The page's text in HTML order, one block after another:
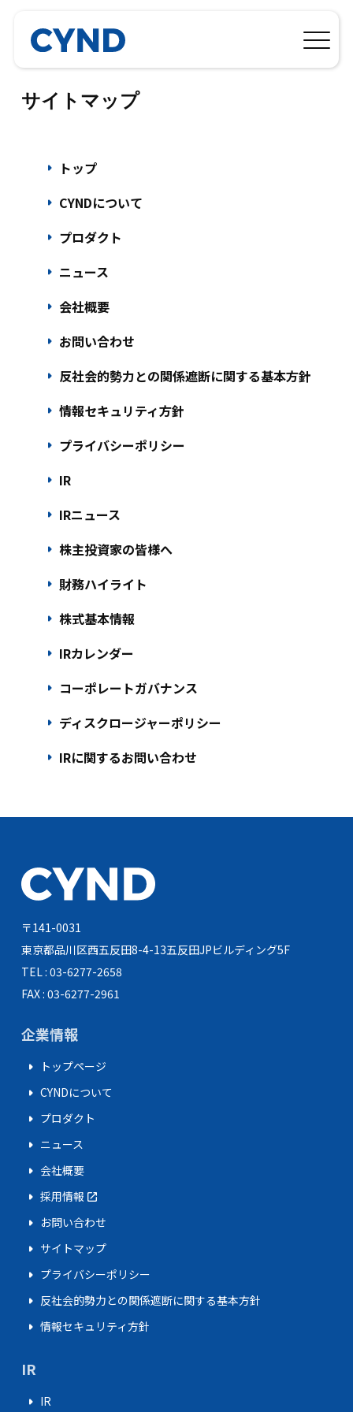
サイトマップ
arrow_right トップ
arrow_right CYNDについて
arrow_right プロダクト
arrow_right ニュース
arrow_right 会社概要
arrow_right お問い合わせ
arrow_right 反社会的勢力との関係遮断に関する基本方針
arrow_right 情報セキュリティ方針
arrow_right プライバシーポリシー
arrow_right IR
arrow_right IRニュース
arrow_right 株主投資家の皆様へ
arrow_right 財務ハイライト
arrow_right 株式基本情報
arrow_right IRカレンダー
arrow_right コーポレートガバナンス
arrow_right ディスクロージャーポリシー
arrow_right IRに関するお問い合わせ
〒141-0031
東京都品川区西五反田8-4-13五反田JPビルディング5F
TEL : 03-6277-2658
FAX : 03-6277-2961
企業情報
arrow_right トップページ
arrow_right CYNDについて
arrow_right プロダクト
arrow_right ニュース
arrow_right 会社概要
arrow_right 採用情報 open_in_new
arrow_right お問い合わせ
arrow_right サイトマップ
arrow_right プライバシーポリシー
arrow_right 反社会的勢力との関係遮断に関する基本方針
arrow_right 情報セキュリティ方針
IR
arrow_right IR